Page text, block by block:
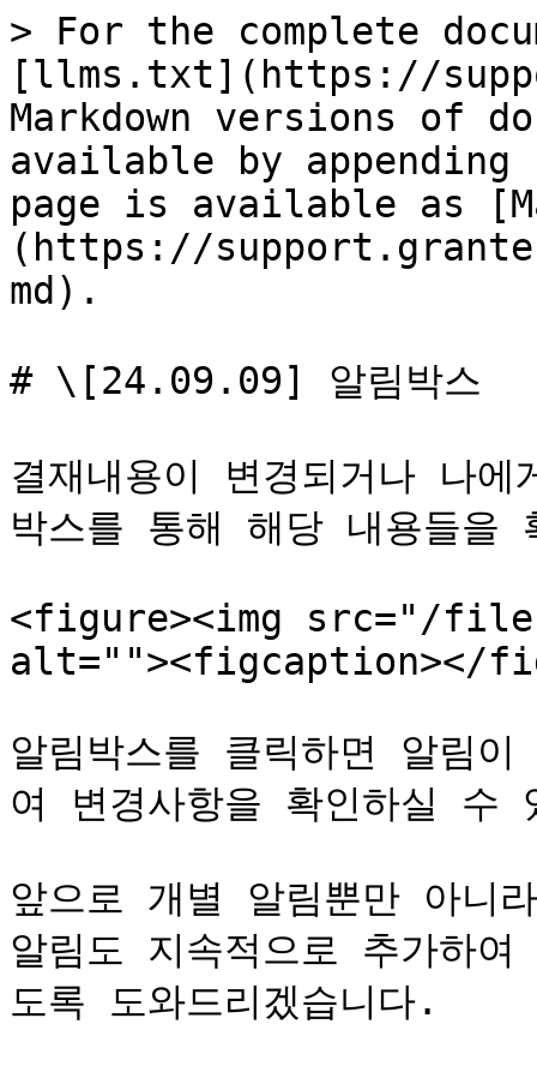
> For the complete
[llms.txt](https://
Markdown versions of
available by
page is available as
(https://
md).
# \[24.09.09] 알림박스
결재내용이 변경되거나 나
박스를 통해 해당 내용들을
<figure><img src="/files/
alt=""><figcaption></
알림박스를 클릭하면 알림
여 변경사항을 확인하실 수
앞으로 개별 알림뿐만 아니
알림도 지속적으로 추가하